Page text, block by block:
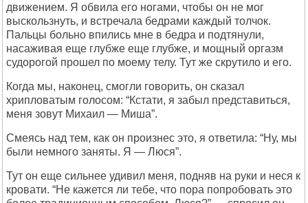
движением. Я обвила его ногами, чтобы он не мог
выскользнуть, и встречала бедрами каждый толчок.
Пальцы больно впились мне в бедра и подтянули,
насаживая еще глубже еще глубже, и мощный оргазм
судорогой прошел по моему телу. Тут же скрутило и его.
Когда мы, наконец, смогли говорить, он сказал
хрипловатым голосом: “Кстати, я забыл представиться,
меня зовут Михаил — Миша”.
Смеясь над тем, как он произнес это, я ответила: “Ну, мы
были немного заняты. Я — Люся”.
Тут он еще сильнее удивил меня, подняв на руки и неся к
кровати. “Не кажется ли тебе, что пора попробовать это